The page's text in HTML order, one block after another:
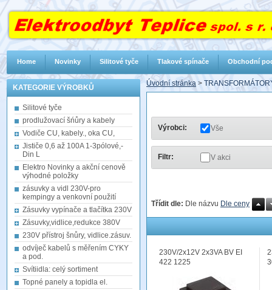
KATEGORIE VÝROBKŮ
Silitové tyče
prodlužovací šńůry a kabely
Vodiče CU, kabely., oka CU,
Jističe 0,6 až 100A 1-3pólové,-
Din L
Elektro Novinky a akční cenově
výhodné položky
zásuvky a vidl 230V-pro
kempingy a venkovní použití
Zásuvky vypínače a tlačítka 230V
Zásuvky,vidlice,redukce 380V
230V přístroj šnůry, vidlice.zásuv.
odvíječ kabelů s měřením CYKY
a pod.
Svítiidla: celý sortiment
Topné panely a topidla el.
Úvodní stránka >
Výrobci: Vše
Filtr: V akci
Třídit dle: Dle názvu Dle ceny
230V/2x12V 2x3VA BV EI
422 1225
Home Novinky Silitové tyče Tlakové spínače Obchodní